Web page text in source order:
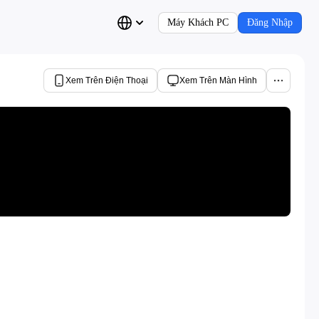
Máy Khách PC Đăng Nhập
Xem Trên Điện Thoại Xem Trên Màn Hình